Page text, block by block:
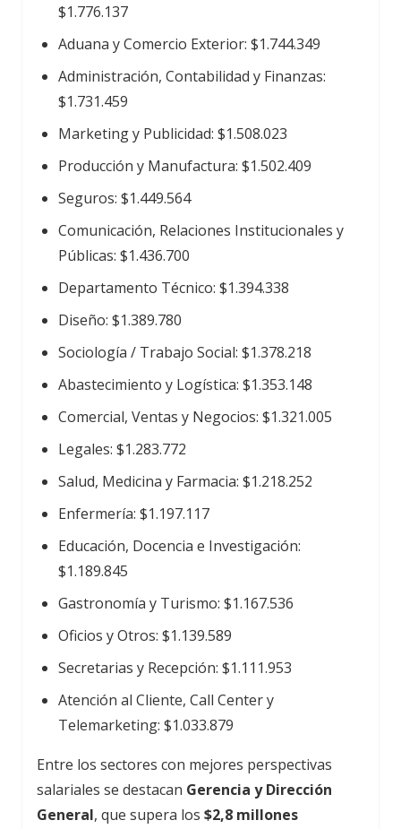
$1.776.137
Aduana y Comercio Exterior: $1.744.349
Administración, Contabilidad y Finanzas:
$1.731.459
Marketing y Publicidad: $1.508.023
Producción y Manufactura: $1.502.409
Seguros: $1.449.564
Comunicación, Relaciones Institucionales y
Públicas: $1.436.700
Departamento Técnico: $1.394.338
Diseño: $1.389.780
Sociología / Trabajo Social: $1.378.218
Abastecimiento y Logística: $1.353.148
Comercial, Ventas y Negocios: $1.321.005
Legales: $1.283.772
Salud, Medicina y Farmacia: $1.218.252
Enfermería: $1.197.117
Educación, Docencia e Investigación:
$1.189.845
Gastronomía y Turismo: $1.167.536
Oficios y Otros: $1.139.589
Secretarias y Recepción: $1.111.953
Atención al Cliente, Call Center y
Telemarketing: $1.033.879
Entre los sectores con mejores perspectivas
salariales se destacan Gerencia y Dirección
General, que supera los $2,8 millones